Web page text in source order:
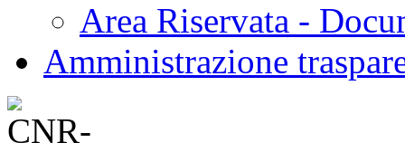
Area Riservata -
Amministrazione